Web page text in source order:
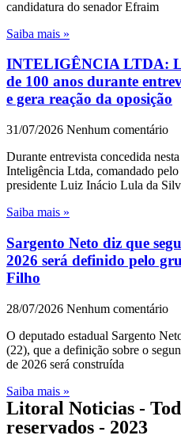
candidatura do senador Efraim
Saiba mais »
INTELIGÊNCIA LTDA:
de 100 anos durante
e gera reação da oposição
31/07/2026 Nenhum comentário
Durante entrevista concedida
Inteligência Ltda, comandado
presidente Luiz Inácio Lula da
Saiba mais »
Sargento Neto diz que
2026 será definido pelo
Filho
28/07/2026 Nenhum comentário
O deputado estadual Sargento
(22), que a definição sobre o
de 2026 será construída
Saiba mais »
Litoral Noticias -
reservados - 2023